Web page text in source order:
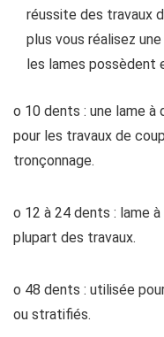
réussite des travaux
plus vous réalisez
les lames possèdent
o 10 dents : une lame à
pour les travaux de
tronçonnage.
o 12 à 24 dents : lame
plupart des travaux.
o 48 dents : utilisée
ou stratifiés.